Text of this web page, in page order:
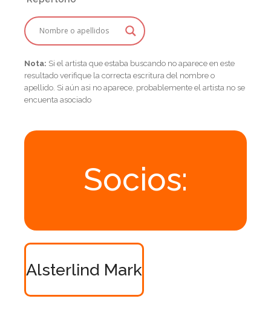
Nota: Si el artista que estaba buscando no aparece en este
resultado verifique la correcta escritura del nombre o
apellido. Si aún asi no aparece, probablemente el artista no se
encuenta asociado
Socios:
Alsterlind Mark